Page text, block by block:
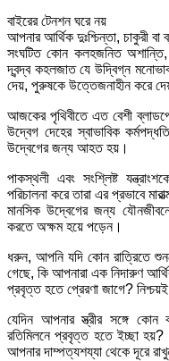
বাইরের টেনশন ঘরে নয়
আপনার আর্থিক দুঃশ্চিন্তা, চাকুরী
সংঘটিত কোন কলহজনিত
দ্বন্দ্ব কহলজাত যে উদ্বিগ্ন
দেয়, পুরুষকে উত্তেজনাহীন করে
আজকের পৃথিবীতে এত বেশী
উদ্বেগ দেহের স্বাভাবিক
উদ্বেগের জন্য আহত হয়।
পাকস্থলী এবং সংশ্লিষ্ট
পরিচালনা করে তারা এর প্রভাবে
মানসিক উদ্বেগের জন্য
করতে অক্ষম হয়ে পড়েন।
ধরুন, আপনি যদি কোন রাত্রিতে
গেছে, কি আপনারা এক নিদারুণ
প্রবৃত্ত হতে প্রেরণা জাগে? নিশ্চয়ই
যেদিন আপনার স্ত্রীর সঙ্গে কোন
রতিমিলনে প্রবৃত্ত হতে ইচ্ছা
আপনার দাম্পত্যশয্যা থেকে দূরে